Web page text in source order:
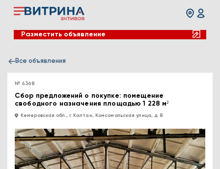
Разместить объявление
Все объявления
№ 4368
Сбор предложений о покупке: помещение
свободного назначения площадью 1 228 м²
Кемеровская обл., г. Калтан, Комсомольская улица, д. 8